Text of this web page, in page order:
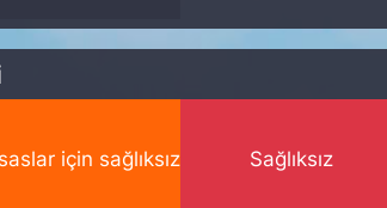
için sağlıksız Sağlıksız